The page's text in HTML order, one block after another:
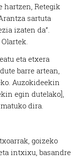
hartzen, Retegik
sartuta
izaten da”.
eta etxera
barre artean,
Auzokideekin
egin dutelako],
dira.
goizeko
intxixu, basandre